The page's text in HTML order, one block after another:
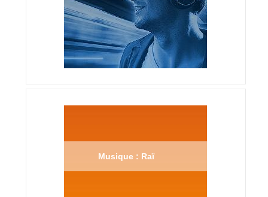
Musique : Raï